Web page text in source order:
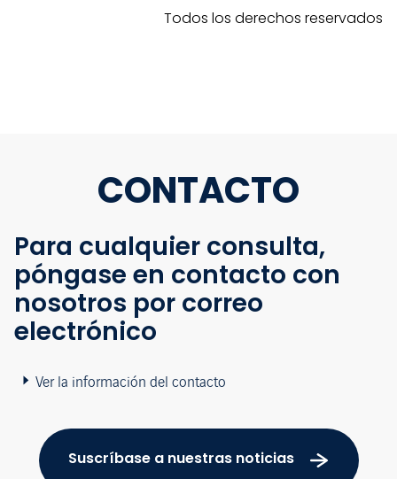
Todos los derechos reservados
CONTACTO
Para cualquier consulta,
póngase en contacto con
nosotros por correo
electrónico
Ver la información del contacto
Suscríbase a nuestras noticias